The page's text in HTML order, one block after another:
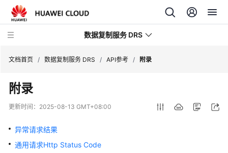
数据复制服务 DRS
最
新
态
产
文档首页 / 数据复制服务 DRS / API参考 / 附录
附录
更新时间： 2025-08-13 GMT+08:00
异常请求结果
通用请求Http Status Code